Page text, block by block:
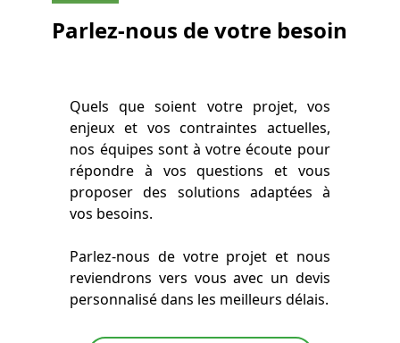
Parlez-nous devotre besoin
Quels que soient votre projet, vos
enjeux et vos contraintes actuelles,
nos équipes sont à votre écoute pour
répondre à vos questions et vous
proposer des solutions adaptées à
vos besoins.
Parlez-nous de votre projet et nous
reviendrons vers vous avec un devis
personnalisé dans les meilleurs délais.